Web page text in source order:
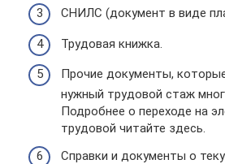
СНИЛС (документ в виде
Трудовая книжка.
Прочие документы,
нужный трудовой стаж
Подробнее о переходе на
трудовой читайте здесь.
Справки и документы о